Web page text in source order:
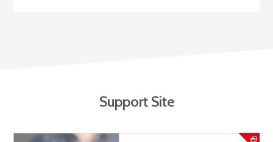
Support Site